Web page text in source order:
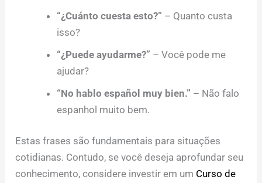
“¿Cuánto cuesta esto?” – Quanto custa
isso?
“¿Puede ayudarme?” – Você pode me
ajudar?
“No hablo español muy bien.” – Não falo
espanhol muito bem.
Estas frases são fundamentais para situações
cotidianas. Contudo, se você deseja aprofundar seu
conhecimento, considere investir em um Curso de